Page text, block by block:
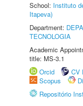
School: Instituto
Itapeva)
Department:
TECNOLOGIA
Academic
title: MS-3.1
Orcid
CV
Scopus
Repositório